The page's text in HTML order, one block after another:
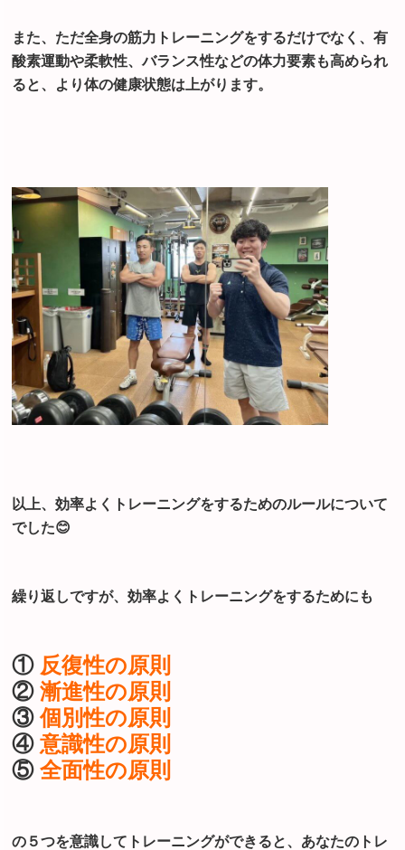
また、ただ全身の筋力トレーニングをするだけでなく、有
酸素運動や柔軟性、バランス性などの体力要素も高められ
ると、より体の健康状態は 上がります。
以上、効率よくトレーニングをするためのルールについて
でした😊
繰り返しですが、効率よくトレーニングをするためにも
① 反復性の原則
②漸進性の原則
③個別性の原則
④意識性の原則
⑤全面性の原則
の５つを意識してトレーニングができると、あなたのトレ